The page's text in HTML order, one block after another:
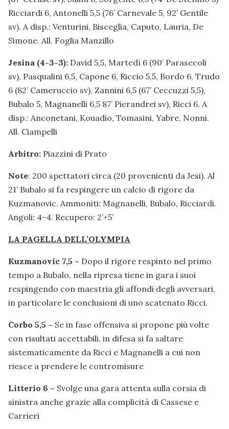
Ricciardi 6, Antonelli 5,5 (76’ Carnevale 5, 92’ Gentile
sv). A disp.: Venturini, Bisceglia, Caputo, Lauria, De
Simone. All. Foglia Manzillo
Jesina (4-3-3): David 5,5, Martedì 6 (90’ Parasecoli
sv), Pasqualini 6,5, Capone 6, Riccio 5,5, Bordo 6, Trudo
6 (82’ Cameruccio sv), Zannini 6,5 (67’ Ceccuzzi 5,5),
Bubalo 5, Magnanelli 6,5 87’ Pierandrei sv), Ricci 6. A
disp.: Anconetani, Kouadio, Tomasini, Yabre, Nonni.
All. Ciampelli
Arbitro: Piazzini di Prato
Note: 200 spettatori circa (20 provenienti da Jesi). Al
21’ Bubalo si fa respingere un calcio di rigore da
Kuzmanovic. Ammoniti: Magnanelli, Bubalo, Ricciardi.
Angoli: 4-4. Recupero: 2’+5’
LA PAGELLA DELL’OLYMPIA
Kuzmanovic 7,5 – Dopo il rigore respinto nel primo
tempo a Bubalo, nella ripresa tiene in gara i suoi
respingendo con maestria gli affondi degli avversari,
in particolare le conclusioni di uno scatenato Ricci.
Corbo 5,5 – Se in fase offensiva si propone più volte
con risultati accettabili, in difesa si fa saltare
sistematicamente da Ricci e Magnanelli a cui non
riesce a prendere le contromisure
Litterio 6 – Svolge una gara attenta sulla corsia di
sinistra anche grazie alla complicità di Cassese e
Carrieri